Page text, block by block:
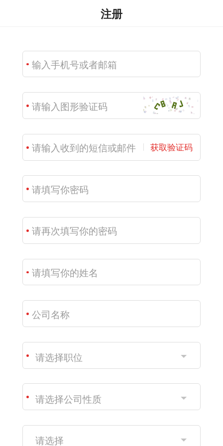
注册
获取验证码